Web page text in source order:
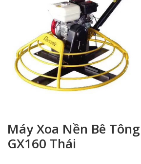
Máy Xoa Nền Bê
GX160 Thái